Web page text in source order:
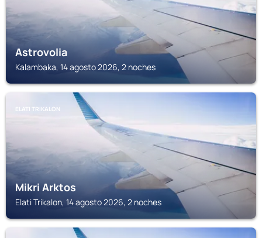
Astrovolia
Kalambaka, 14 agosto 2026, 2 noches
ELATI TRIKALON
Mikri Arktos
Elati Trikalon, 14 agosto 2026, 2 noches